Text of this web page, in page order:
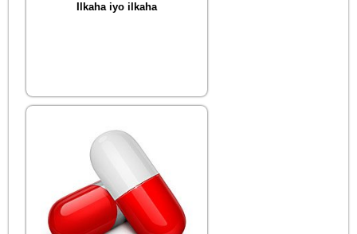
Ilkaha iyo ilkaha